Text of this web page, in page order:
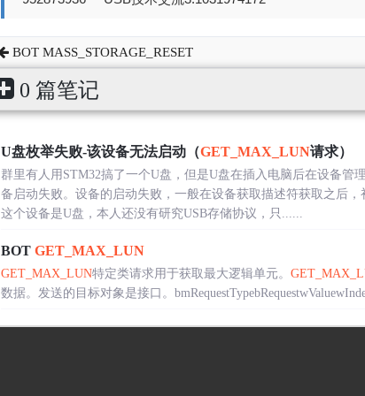
BOT MASS_STORAGE_RESET
0 篇笔记
U盘枚举失败-该设备无法启动（GET_MAX_LUN请求）
群里有人用STM32搞了一个U盘，但是U盘在插入电脑后在设备
备启动失败。设备的启动失败，一般在设备获取描述符获取之后
这个设备是U盘，本人还没有研究USB存储协议，只......
BOT GET_MAX_LUN
GET_MAX_LUN特定类请求用于获取最大逻辑单元。
数据。发送的目标对象是接口。